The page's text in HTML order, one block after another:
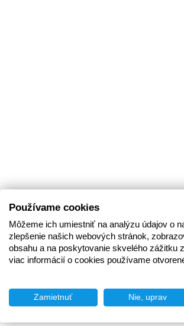
Používame cookies
Môžeme ich umiestniť na analýzu údajov o
zlepšenie našich webových stránok,
obsahu a na poskytovanie skvelého zážitku
viac informácií o cookies používame
Zamietnuť Nie, uprav